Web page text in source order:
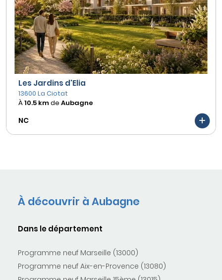
Les Jardins d'Elia
13600 La Ciotat
À10.5 kmde Aubagne
NC
À découvrir à Aubagne
Dans le département
Programme neuf Marseille (13000)
Programme neuf Aix-en-Provence (13080)